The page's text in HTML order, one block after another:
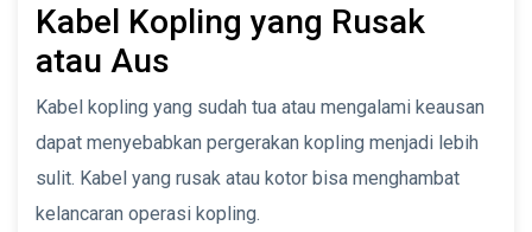
Kabel Kopling yang Rusak
atau Aus
Kabel kopling yang sudah tua atau mengalami keausan
dapat menyebabkan pergerakan kopling menjadi lebih
sulit. Kabel yang rusak atau kotor bisa menghambat
kelancaran operasi kopling.